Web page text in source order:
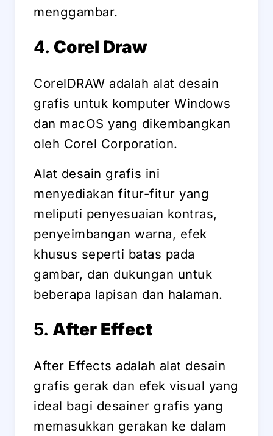
menggambar.
4. Corel Draw
CorelDRAW adalah alat desain
grafis untuk komputer Windows
dan macOS yang dikembangkan
oleh Corel Corporation.
Alat desain grafis ini
menyediakan fitur-fitur yang
meliputi penyesuaian kontras,
penyeimbangan warna, efek
khusus seperti batas pada
gambar, dan dukungan untuk
beberapa lapisan dan halaman.
5. After Effect
After Effects adalah alat desain
grafis gerak dan efek visual yang
ideal bagi desainer grafis yang
memasukkan gerakan ke dalam